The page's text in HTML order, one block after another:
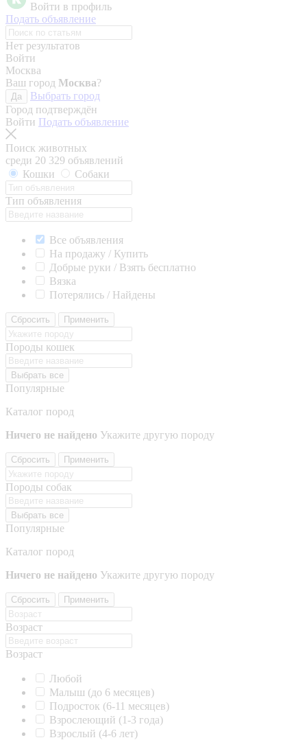
Войти в профиль
Подать объявление
Нет результатов
Войти
Москва
Ваш город Москва?
Да
Выбрать город
Город подтверждён
Войти Подать объявление
Поиск животных
среди 20 329 объявлений
Кошки
Собаки
Тип объявления
Все объявления
На продажу / Купить
Добрые руки / Взять бесплатно
Вязка
Потерялись / Найдены
Сбросить Применить
Породы кошек
Выбрать все
Популярные
Каталог пород
Ничего не найдено Укажите другую породу
Сбросить Применить
Породы собак
Выбрать все
Популярные
Каталог пород
Ничего не найдено Укажите другую породу
Сбросить Применить
Возраст
Возраст
Любой
Малыш (до 6 месяцев)
Подросток (6-11 месяцев)
Взрослеющий (1-3 года)
Взрослый (4-6 лет)